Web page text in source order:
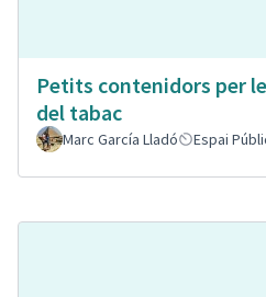
Petits contenidors per
del tabac
Marc García Lladó Espai